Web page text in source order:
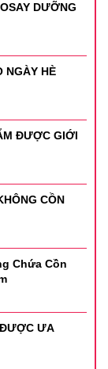
DƯỠNG
NGÀY HÈ
ĐƯỢC GIỚI
CỒN
Chứa Cồn
ƯA